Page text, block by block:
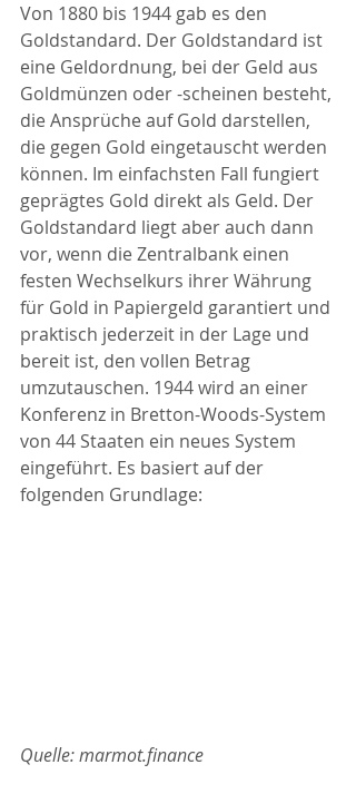
Von 1880 bis 1944 gab es den
Goldstandard. Der Goldstandard ist
eine Geldordnung, bei der Geld aus
Goldmünzen oder -scheinen besteht,
die Ansprüche auf Gold darstellen,
die gegen Gold eingetauscht werden
können. Im einfachsten Fall fungiert
geprägtes Gold direkt als Geld. Der
Goldstandard liegt aber auch dann
vor, wenn die Zentralbank einen
festen Wechselkurs ihrer Währung
für Gold in Papiergeld garantiert und
praktisch jederzeit in der Lage und
bereit ist, den vollen Betrag
umzutauschen. 1944 wird an einer
Konferenz in Bretton-Woods-System
von 44 Staaten ein neues System
eingeführt. Es basiert auf der
folgenden Grundlage:
Quelle: marmot.finance